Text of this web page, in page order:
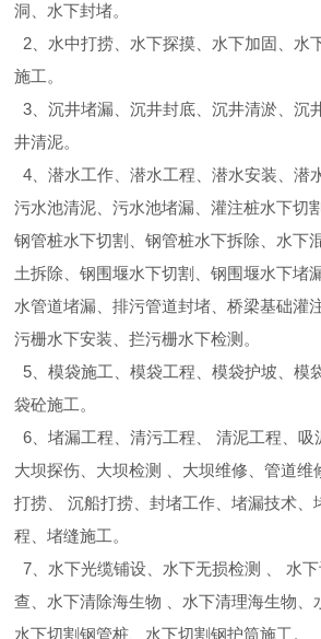
洞、水下封堵。
2、水中打捞、水下探摸、水下加固、水
施工。
3、沉井堵漏、沉井封底、沉井清淤、沉
井清泥。
4、潜水工作、潜水工程、潜水安装、潜
污水池清泥、污水池堵漏、灌注桩水下切
钢管桩水下切割、钢管桩水下拆除、水下
土拆除、钢围堰水下切割、钢围堰水下堵
水管道堵漏、排污管道封堵、桥梁基础灌
污栅水下安装、拦污栅水下检测。
5、模袋施工、模袋工程、模袋护坡、模
袋砼施工。
6、堵漏工程、清污工程、 清泥工程、吸
大坝探伤、大坝检测 、大坝维修、管道维
打捞、 沉船打捞、封堵工作、堵漏技术、
程、堵缝施工。
7、水下光缆铺设、水下无损检测 、 水
查、水下清除海生物 、水下清理海生物、
水下切割钢管桩、水下切割钢护筒施工。